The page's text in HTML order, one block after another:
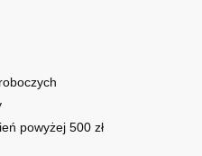
powyżej 500 zł